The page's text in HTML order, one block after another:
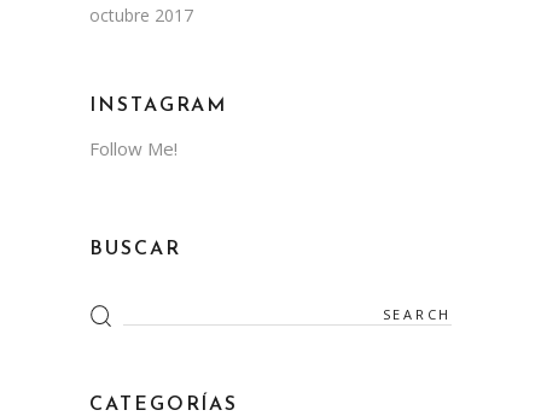
octubre 2017
INSTAGRAM
Follow Me!
BUSCAR
Search
for:
CATEGORÍAS